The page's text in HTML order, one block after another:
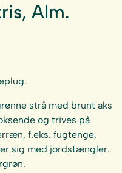
Alm.
strå med brunt aks
og trives på
f.eks. fugtenge,
sig med jordstængler.